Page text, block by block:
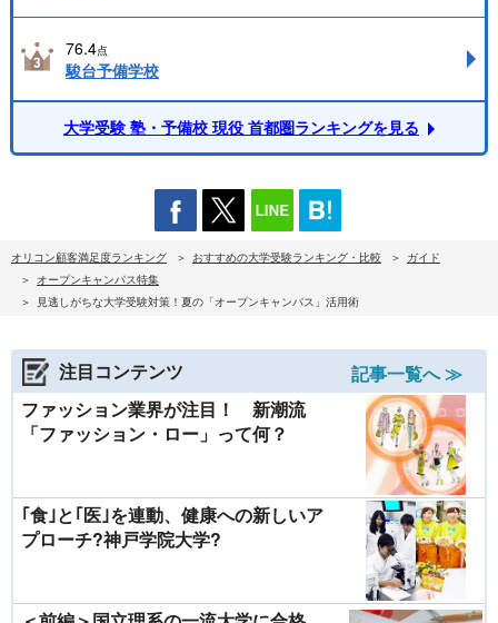
76.4点
駿台予備学校
大学受験 塾・予備校 現役 首都圏ランキングを見る
オリコン顧客満足度ランキング おすすめの大学受験ランキング・比較
ガイド
オープンキャンパス特集
見逃しがちな大学受験対策！夏の「オープンキャンパス」活用術
注目コンテンツ
記事一覧へ ≫
ファッション業界が注目！ 新潮流
「ファッション・ロー」って何？
｢食｣と｢医｣を連動、健康への新しいア
プローチ?神戸学院大学?